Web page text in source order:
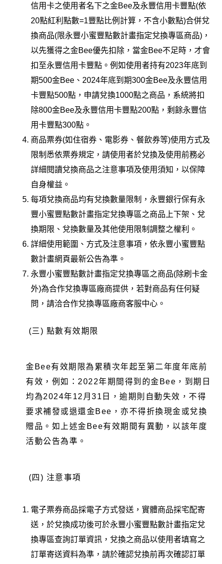
信用卡之使用者名下之金Bee及永豐信用卡豐點(依
20點紅利點數=1豐點比例計算，不含小數點)合併兌
換商品(限永豐小蜜豐點數計畫指定兌換專區商品)，
以先獲得之金Bee優先扣除，當金Bee不足時，才會
扣至永豐信用卡豐點。例如使用者持有2023年底到
期500金Bee、2024年底到期300金Bee及永豐信用
卡豐點500點，申請兌換1000點之商品，系統將扣
除800金Bee及永豐信用卡豐點200點，剩餘永豐信
用卡豐點300點。
商品票券(如住宿券、電影券、餐飲券等)使用方式及
限制悉依票券規定，請使用者於兌換及使用前務必
詳細閱讀兌換商品之注意事項及使用須知，以保障
自身權益。
每項兌換商品均有兌換數量限制，永豐銀行保有永
豐小蜜豐點數計畫指定兌換專區之商品上下架、兌
換期限、兌換數量及其他使用限制調整之權利。
詳細使用範圍、方式及注意事項，依永豐小蜜豐點
數計畫網頁最新公告為準。
永豐小蜜豐點數計畫指定兌換專區之商品(除刷卡金
外)為合作兌換專區廠商提供，若對商品有任何疑
問，請洽合作兌換專區廠商客服中心。
(三) 點數有效期限
金Bee有效期限為累積次年起至第二年度年底前
有效，例如：2022年期間得到的金Bee，到期日
均為2024年12月31日，逾期則自動失效，不得
要求補發或退還金Bee，亦不得折換現金或兌換
贈品。如上述金Bee有效期間有異動，以該年度
活動公告為準。
(四) 注意事項
電子票券商品採電子方式發送，實體商品採宅配寄
送，於兌換成功後可於永豐小蜜豐點數計畫指定兌
換專區查詢訂單資訊，兌換之商品以使用者填寫之
訂單寄送資料為準，請於確認兌換前再次確認訂單